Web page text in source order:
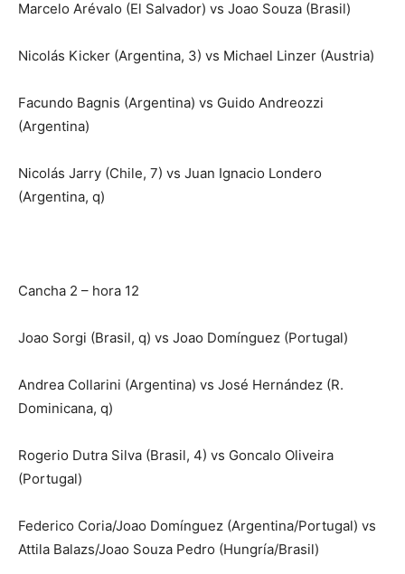
Marcelo Arévalo (El Salvador) vs Joao Souza (Brasil)
Nicolás Kicker (Argentina, 3) vs Michael Linzer (Austria)
Facundo Bagnis (Argentina) vs Guido Andreozzi
(Argentina)
Nicolás Jarry (Chile, 7) vs Juan Ignacio Londero
(Argentina, q)
Cancha 2 – hora 12
Joao Sorgi (Brasil, q) vs Joao Domínguez (Portugal)
Andrea Collarini (Argentina) vs José Hernández (R.
Dominicana, q)
Rogerio Dutra Silva (Brasil, 4) vs Goncalo Oliveira
(Portugal)
Federico Coria/Joao Domínguez (Argentina/Portugal) vs
Attila Balazs/Joao Souza Pedro (Hungría/Brasil)